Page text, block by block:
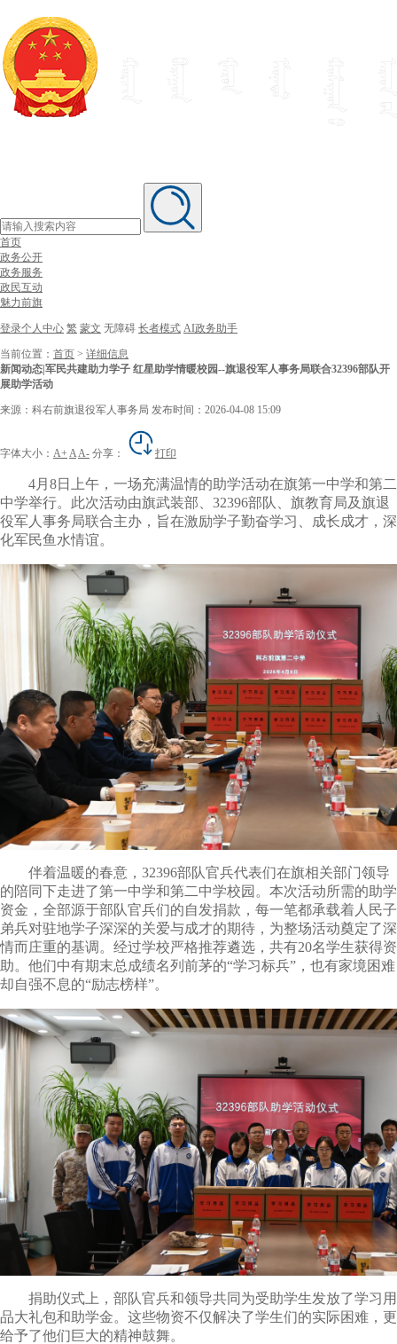
首页
政务公开
政务服务
政民互动
魅力前旗
登录个人中心 繁 蒙文 无障碍 长者模式 AI政务助手
当前位置： 首页 > 详细信息
新闻动态|军民共建助力学子 红星助学情暖校园--旗退役军人事务局联合32396部队开
展助学活动
来源：科右前旗退役军人事务局 发布时间：2026-04-08 15:09
字体大小： A+ AA- 分享： 打印
4月8日 上午 ，一场充满温情的助学活动在旗第一中学和第二
中学举行。此次活动由旗武装部、32396部队 旗教育局及旗退
役军人事务局联合主办，旨在激励学子勤奋学习、成长成才，深
化军民鱼水情谊。
伴着温暖的春意， 32396部队官兵代表们在旗相关部门领导
的陪同下走进了第一中学和第二中学校园。本次活动所需的助学
资金，全部源于部队官兵们的自发捐款，每一笔都承载着人民子
弟兵对驻地学子深深的关爱与成才的期待，为整场活动奠定了深
情而庄重的基调。经过学校严格推荐遴选，共有20名学生获得资
助。他们中有期末总成绩名列前茅的“学习标兵”，也有家境困难
却自强不息的“励志榜样”。
捐助仪式上，部队官兵和领导共同为受助学生发放了学习用
品大礼包和助学金。这些物资不仅解决了学生们的实际困难，更
给予了他们巨大的精神鼓舞。